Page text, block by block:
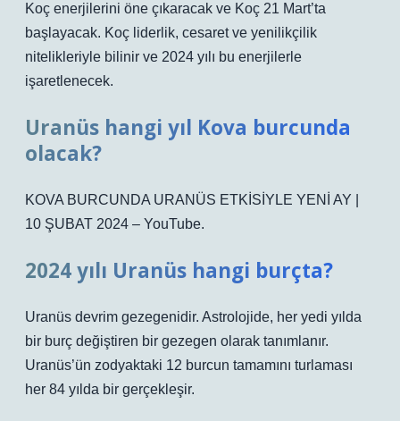
Koç enerjilerini öne çıkaracak ve Koç 21 Mart’ta
başlayacak. Koç liderlik, cesaret ve yenilikçilik
nitelikleriyle bilinir ve 2024 yılı bu enerjilerle
işaretlenecek.
Uranüs hangi yıl Kova burcunda
olacak?
KOVA BURCUNDA URANÜS ETKİSİYLE YENİ AY |
10 ŞUBAT 2024 – YouTube.
2024 yılı Uranüs hangi burçta?
Uranüs devrim gezegenidir. Astrolojide, her yedi yılda
bir burç değiştiren bir gezegen olarak tanımlanır.
Uranüs’ün zodyaktaki 12 burcun tamamını turlaması
her 84 yılda bir gerçekleşir.